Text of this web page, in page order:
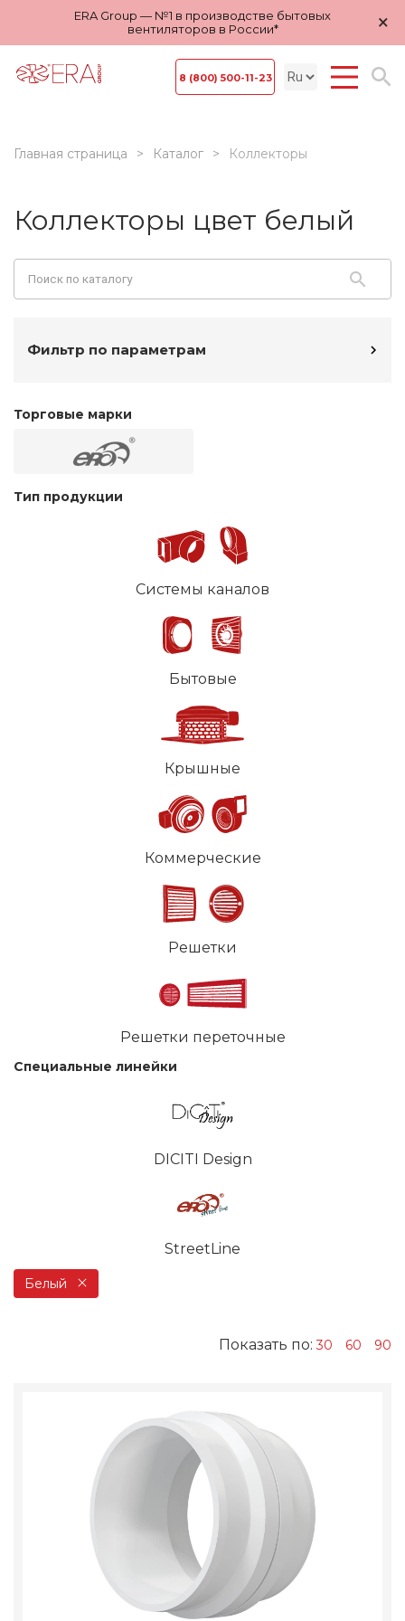
ERA Group — №1 в производстве бытовых
вентиляторов в России*
×
8 (800) 500-11-23
Главная страница Каталог Коллекторы
Коллекторы цвет белый
Фильтр по параметрам
Торговые марки
Тип продукции
Системы каналов
Бытовые
Крышные
Коммерческие
Решетки
Решетки переточные
Специальные линейки
DICITI Design
StreetLine
Белый
Показать по:30 60 90